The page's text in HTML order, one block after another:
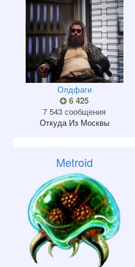
Олдфаги
6 425
7 543 сообщения
Откуда Из Москвы
Metroid